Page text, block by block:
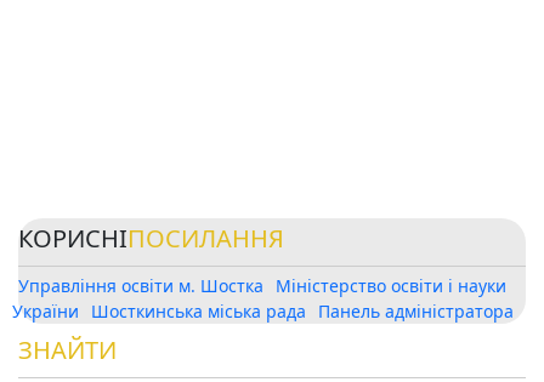
КОРИСНІПОСИЛАННЯ
Управління освіти м. Шостка
Міністерство освіти і науки
України
Шосткинська міська рада Панель адміністратора
ЗНАЙТИ